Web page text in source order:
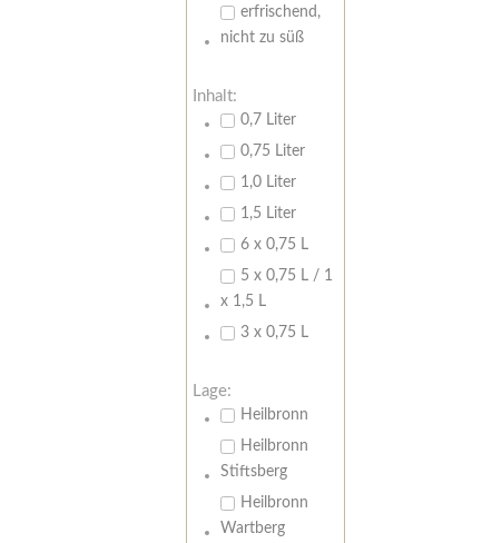
erfrischend,
nicht zu süß
Inhalt:
0,7 Liter
0,75 Liter
1,0 Liter
1,5 Liter
6 x 0,75 L
5 x 0,75 L / 1
x 1,5 L
3 x 0,75 L
Lage:
Heilbronn
Heilbronn
Stiftsberg
Heilbronn
Wartberg